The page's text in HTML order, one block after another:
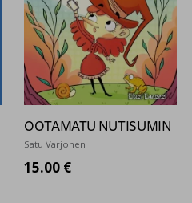
OOTAMATU NUTISUMIN
Satu Varjonen
15.00 €